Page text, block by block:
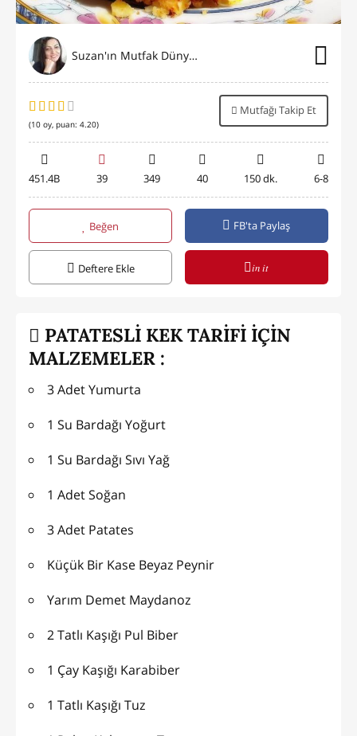
Suzan'ın Mutfak Dünyası
(10 oy, puan: 4.20)
Mutfağı Takip Et
451.4B 39 349 40 150 dk. 6-8
Beğen FB'ta Paylaş
Deftere Ekle in it
PATATESLİ KEK TARİFİ İÇİN
MALZEMELER :
3 Adet Yumurta
1 Su Bardağı Yoğurt
1 Su Bardağı Sıvı Yağ
1 Adet Soğan
3 Adet Patates
Küçük Bir Kase Beyaz Peynir
Yarım Demet Maydanoz
2 Tatlı Kaşığı Pul Biber
1 Çay Kaşığı Karabiber
1 Tatlı Kaşığı Tuz